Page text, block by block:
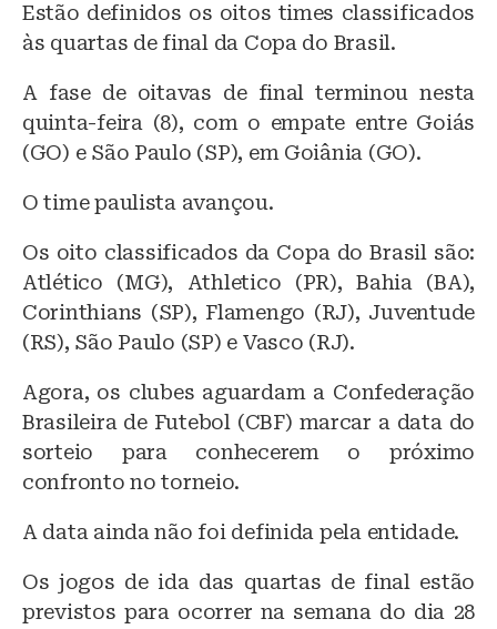
e
s
k
y
c
e
b
o
o
k
at
s
A
p
p
Estão definidos os oitos times classificados
às quartas de final da Copa do Brasil.
A fase de oitavas de final terminou nesta
quinta-feira (8), com o empate entre Goiás
(GO) e São Paulo (SP), em Goiânia (GO).
O time paulista avançou.
Os oito classificados da Copa do Brasil são:
Atlético (MG), Athletico (PR), Bahia (BA),
Corinthians (SP), Flamengo (RJ), Juventude
(RS), São Paulo (SP) e Vasco (RJ).
Agora, os clubes aguardam a Confederação
Brasileira de Futebol (CBF) marcar a data do
sorteio para conhecerem o próximo
confronto no torneio.
A data ainda não foi definida pela entidade.
Os jogos de ida das quartas de final estão
previstos para ocorrer na semana do dia 28